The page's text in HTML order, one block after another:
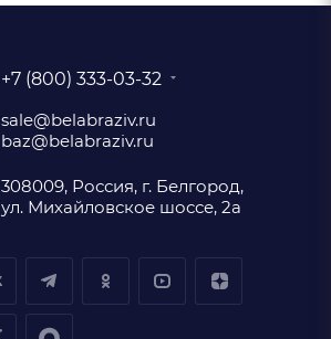
+7 (800) 333-03-32
sale@belabraziv.ru
baz@belabraziv.ru
308009, Россия, г. Белгород,
ул. Михайловское шоссе, 2а